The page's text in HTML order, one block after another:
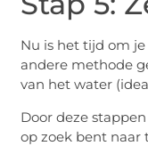
Nu is het tijd om
andere methode
van het water
Door deze
op zoek bent naar